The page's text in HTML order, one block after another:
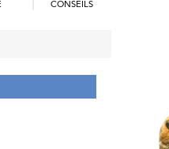
CONSEILS